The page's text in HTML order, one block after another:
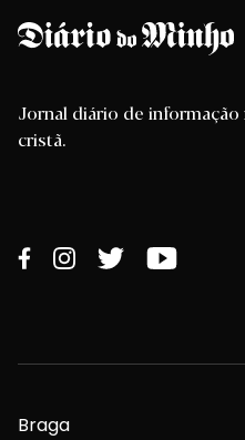
Jornal diário de
cristã.
Braga